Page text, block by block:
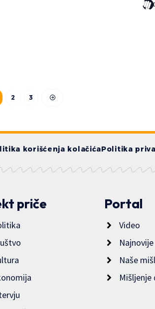
2 3
korišćenja kolačićaPolitika
priče Portal
Video
Najnovije
Naše
Mišljenje